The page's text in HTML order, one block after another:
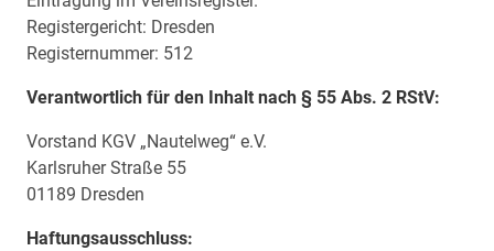
Registergericht: Dresden
Registernummer: 512
Verantwortlich für den Inhalt nach § 55 Abs. 2 RStV:
Vorstand KGV „Nautelweg“ e.V.
Karlsruher Straße 55
01189 Dresden
Haftungsausschluss: